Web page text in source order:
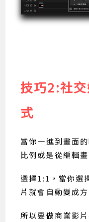
技巧2:社
式
當你一進到畫面
比例或是從編輯
選擇1:1，當你選
片就會自動變成方
所以要做商業影